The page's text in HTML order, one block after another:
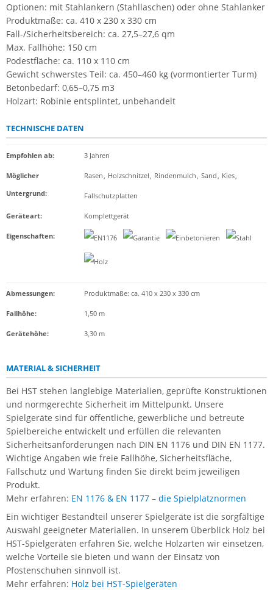
Optionen: mit Stahlankern (Stahllaschen) oder ohne Stahlanker
Produktmaße: ca. 410 x 230 x 330 cm
Fall-/Sicherheitsbereich: ca. 27,5–27,6 qm
Max. Fallhöhe: 150 cm
Podestfläche: ca. 110 x 110 cm
Gewicht schwerstes Teil: ca. 450–460 kg (vormontierter Turm)
Betonbedarf: 0,65–0,75 m3
Holzart: Robinie entsplintet, unbehandelt
TECHNISCHE DATEN
Empfohlen ab: 3 Jahren
Möglicher
Untergrund:
Rasen Holzschnitzel Rindenmulch Sand Kies
Fallschutzplatten
Geräteart: Komplettgerät
Eigenschaften:
Abmessungen: Produktmaße: ca. 410 x 230 x 330 cm
Fallhöhe: 1,50 m
Gerätehöhe: 3,30 m
MATERIAL & SICHERHEIT
Bei HST stehen langlebige Materialien, geprüfte Konstruktionen
und normgerechte Sicherheit im Mittelpunkt. Unsere
Spielgeräte sind für öffentliche, gewerbliche und betreute
Spielbereiche entwickelt und erfüllen die relevanten
Sicherheitsanforderungen nach DIN EN 1176 und DIN EN 1177.
Wichtige Angaben wie freie Fallhöhe, Sicherheitsfläche,
Fallschutz und Wartung finden Sie direkt beim jeweiligen
Produkt.
Mehr erfahren: EN 1176 & EN 1177 – die Spielplatznormen
Ein wichtiger Bestandteil unserer Spielgeräte ist die sorgfältige
Auswahl geeigneter Materialien. In unserem Überblick Holz bei
HST-Spielgeräten erfahren Sie, welche Holzarten wir einsetzen,
welche Vorteile sie bieten und wann der Einsatz von
Pfostenschuhen sinnvoll ist.
Mehr erfahren: Holz bei HST-Spielgeräten